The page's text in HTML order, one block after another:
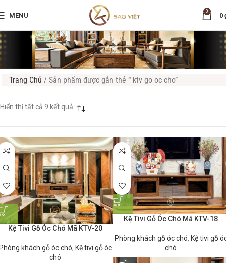
MENU
0
0
Trang Chủ / Sản phẩm được gắn thẻ “ ktv go oc cho”
Hiển thị tất cả 9 kết quả
Kệ Tivi Gỗ Óc Chó Mã KTV-20
khách gỗ óc chó, Kệ tivi gỗ óc
chó
Kệ Tivi Gỗ Óc Chó Mã KTV-18
Phòng khách gỗ óc chó, Kệ tivi gỗ
chó